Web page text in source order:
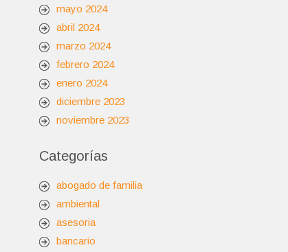
mayo 2024
abril 2024
marzo 2024
febrero 2024
enero 2024
diciembre 2023
noviembre 2023
Categorías
abogado de familia
ambiental
asesoria
bancario